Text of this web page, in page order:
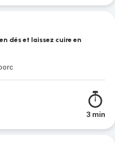
dés et laissez cuire en
3 min